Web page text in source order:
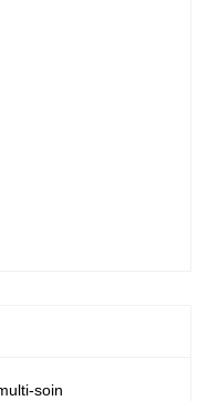
soin